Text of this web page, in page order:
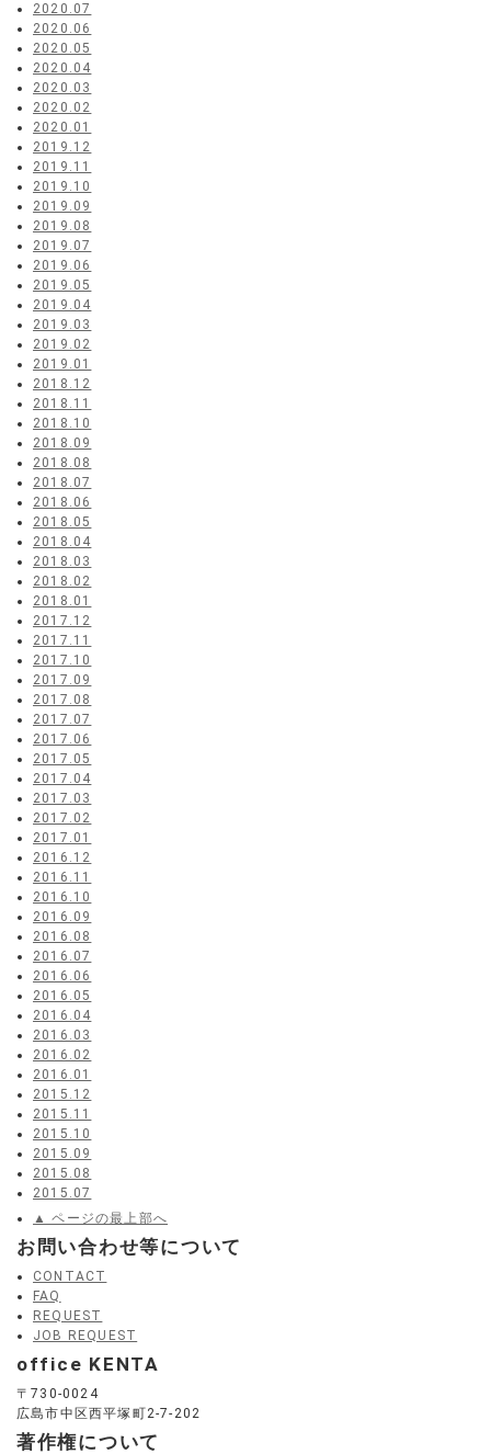
2020.07
2020.06
2020.05
2020.04
2020.03
2020.02
2020.01
2019.12
2019.11
2019.10
2019.09
2019.08
2019.07
2019.06
2019.05
2019.04
2019.03
2019.02
2019.01
2018.12
2018.11
2018.10
2018.09
2018.08
2018.07
2018.06
2018.05
2018.04
2018.03
2018.02
2018.01
2017.12
2017.11
2017.10
2017.09
2017.08
2017.07
2017.06
2017.05
2017.04
2017.03
2017.02
2017.01
2016.12
2016.11
2016.10
2016.09
2016.08
2016.07
2016.06
2016.05
2016.04
2016.03
2016.02
2016.01
2015.12
2015.11
2015.10
2015.09
2015.08
2015.07
▲ ページの最上部へ
お問い合わせ等について
CONTACT
FAQ
REQUEST
JOB REQUEST
office KENTA
〒730-0024
広島市中区西平塚町2-7-202
著作権について